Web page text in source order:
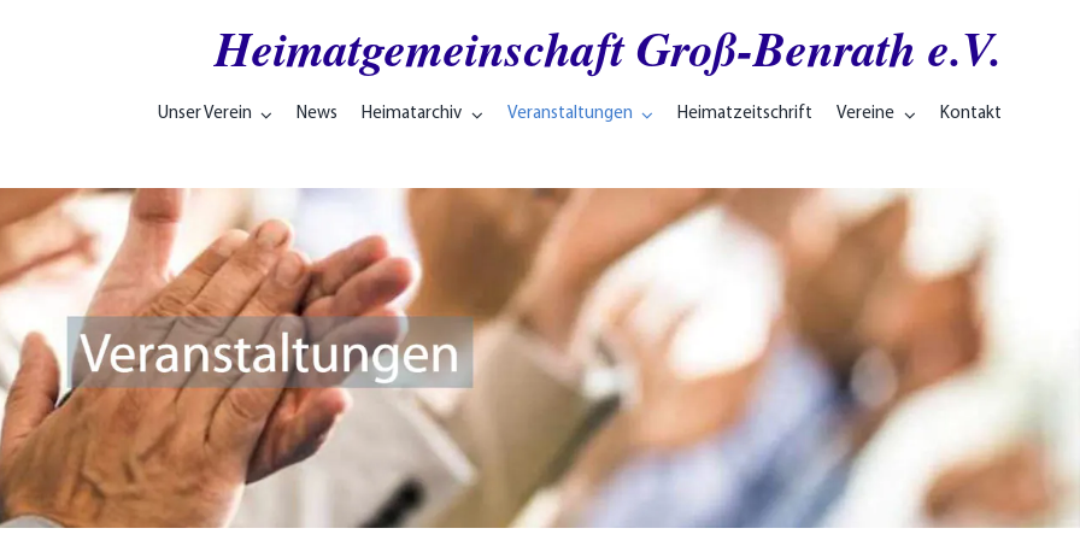
Heimatgemeinschaft Groß-Benrath e.V.
Unser Verein News Heimatarchiv Veranstaltungen Heimatzeitschrift Vereine Kontakt